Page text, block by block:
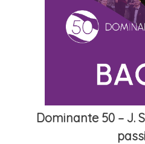
Domi­nan­te 50 – J.